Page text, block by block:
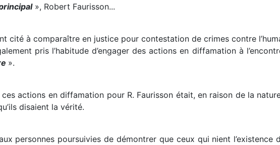
», Robert Faurisson...
cité à comparaître en justice pour contestation de crimes contre
pris l’habitude d’engager des actions en diffamation à
».
ces actions en diffamation pour R. Faurisson était, en raison de la
disaient la vérité.
personnes poursuivies de démontrer que ceux qui nient